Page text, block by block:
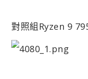
對照組 Ryzen 9